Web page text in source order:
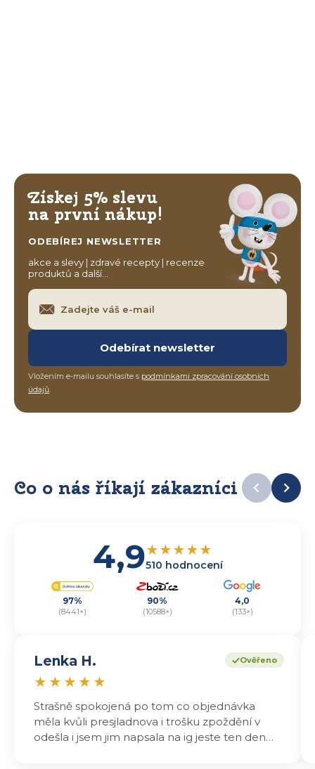
Získej 5% slevu
na první nákup!
ODEBÍREJ NEWSLETTER
akce a slevy | zdravé recepty | recenze
produktů a další…
Odebírat newsletter
Vložením e-mailu souhlasíte s podmínkami zpracování osobních
údajů.
Co o nás říkají zákazníci
4,9★★★★★
510 hodnocení
97%
(8441×)
90%
(10588×)
4,0
(133×)
Ověřeno
Lenka H.
★ ★ ★ ★ ★
Strašně spokojená po tom co objednávka
měla kvůli presjladnova i trošku zpoždění v
odešla i jsem jim napsala na ig jeste ten den